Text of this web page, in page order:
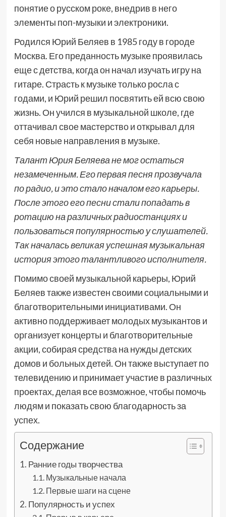
понятие о русском роке, внедрив в него
элементы поп-музыки и электроники.
Родился Юрий Беляев в 1985 году в городе
Москва. Его преданность музыке проявилась
еще с детства, когда он начал изучать игру на
гитаре. Страсть к музыке только росла с
годами, и Юрий решил посвятить ей всю свою
жизнь. Он учился в музыкальной школе, где
оттачивал свое мастерство и открывал для
себя новые направления в музыке.
Талант Юрия Беляева не мог остаться
незамеченным. Его первая песня прозвучала
по радио, и это стало началом его карьеры.
После этого его песни стали попадать в
ротацию на различных радиостанциях и
пользоваться популярностью у слушателей.
Так началась великая успешная музыкальная
история этого талантливого исполнителя.
Помимо своей музыкальной карьеры, Юрий
Беляев также известен своими социальными и
благотворительными инициативами. Он
активно поддерживает молодых музыкантов и
организует концерты и благотворительные
акции, собирая средства на нужды детских
домов и больных детей. Он также выступает по
телевидению и принимает участие в различных
проектах, делая все возможное, чтобы помочь
людям и показать свою благодарность за
успех.
Содержание
Ранние годы творчества
Музыкальные начала
Первые шаги на сцене
Популярность и успех